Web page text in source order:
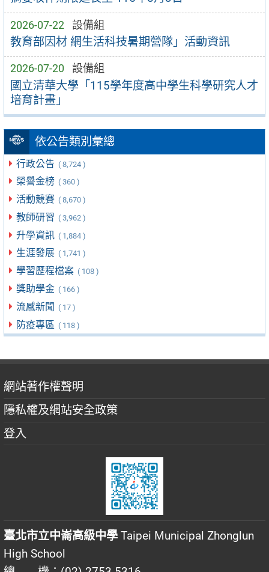
2026-07-22 設備組
教育部因材 網生活科技暑期營隊」活動資訊
2026-07-20 設備組
國立清華大學「115學年度高中學生科學研究人才
培育計畫」
依公告類別彙總
行政公告 ( 8,724 )
榮譽金榜 ( 360 )
活動競賽 ( 8,670 )
教師研習 ( 3,962 )
升學資訊 ( 1,884 )
生涯發展 ( 1,741 )
學習歷程檔案 ( 108 )
獎助學金 ( 166 )
流感新聞 ( 17 )
防疫專區 ( 118 )
網站著作權聲明
隱私權及網站安全政策
登入
臺北市立中崙高級中學 Taipei Municipal Zhonglun
High School